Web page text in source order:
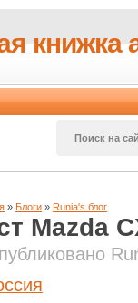
книжка
Поиск на
» Блоги » Runia's блог
Mazda